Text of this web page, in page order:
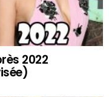
2022